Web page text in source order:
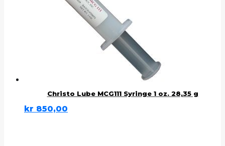
Christo Lube MCG111 Syringe 1 oz. 28,35 g
kr 850,00